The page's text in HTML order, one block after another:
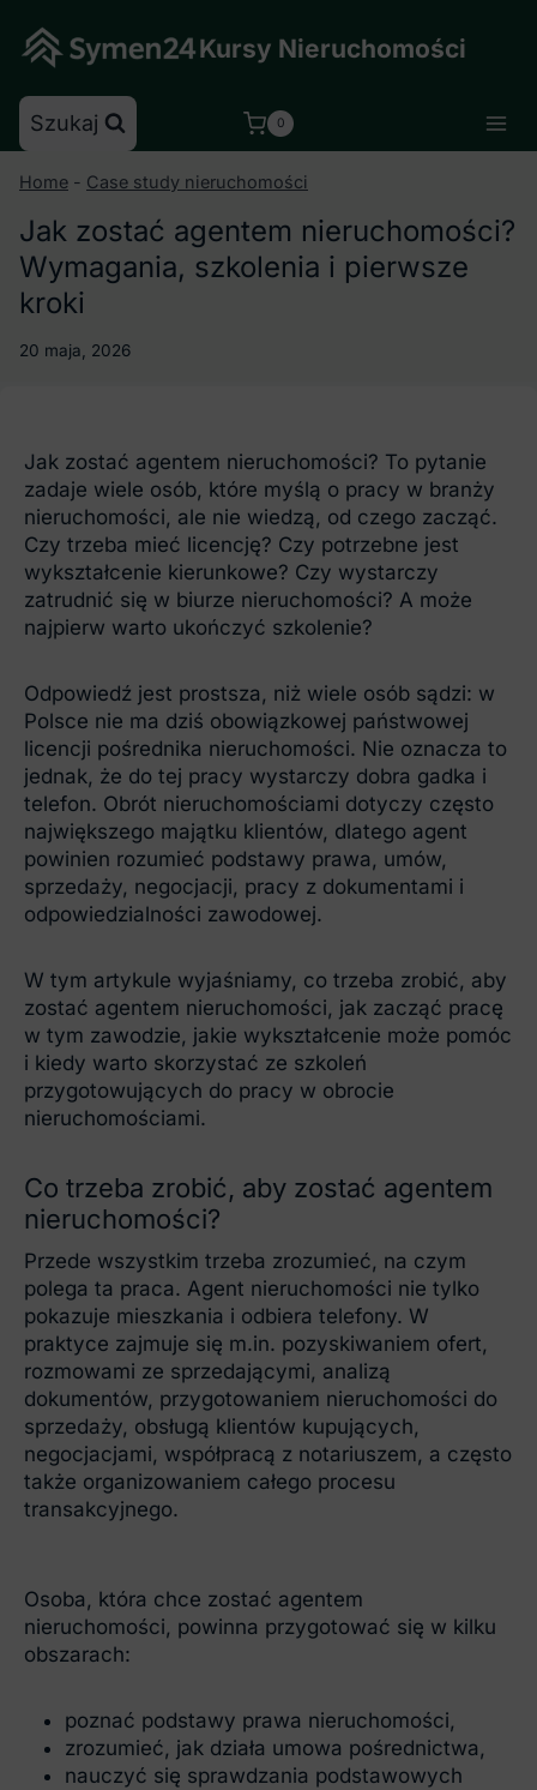
content
Kursy Nieruchomości
Szukaj 0
Home - Case study nieruchomości
Jak zostać agentem nieruchomości?
Wymagania, szkolenia i pierwsze
kroki
20 maja, 2026
Jak zostać agentem nieruchomości? To pytanie
zadaje wiele osób, które myślą o pracy w branży
nieruchomości, ale nie wiedzą, od czego zacząć.
Czy trzeba mieć licencję? Czy potrzebne jest
wykształcenie kierunkowe? Czy wystarczy
zatrudnić się w biurze nieruchomości? A może
najpierw warto ukończyć szkolenie?
Odpowiedź jest prostsza, niż wiele osób sądzi: w
Polsce nie ma dziś obowiązkowej państwowej
licencji pośrednika nieruchomości. Nie oznacza to
jednak, że do tej pracy wystarczy dobra gadka i
telefon. Obrót nieruchomościami dotyczy często
największego majątku klientów, dlatego agent
powinien rozumieć podstawy prawa, umów,
sprzedaży, negocjacji, pracy z dokumentami i
odpowiedzialności zawodowej.
W tym artykule wyjaśniamy, co trzeba zrobić, aby
zostać agentem nieruchomości, jak zacząć pracę
w tym zawodzie, jakie wykształcenie może pomóc
i kiedy warto skorzystać ze szkoleń
przygotowujących do pracy w obrocie
nieruchomościami.
Co trzeba zrobić, aby zostać agentem
nieruchomości?
Przede wszystkim trzeba zrozumieć, na czym
polega ta praca. Agent nieruchomości nie tylko
pokazuje mieszkania i odbiera telefony. W
praktyce zajmuje się m.in. pozyskiwaniem ofert,
rozmowami ze sprzedającymi, analizą
dokumentów, przygotowaniem nieruchomości do
sprzedaży, obsługą klientów kupujących,
negocjacjami, współpracą z notariuszem, a często
także organizowaniem całego procesu
transakcyjnego.
Osoba, która chce zostać agentem
nieruchomości, powinna przygotować się w kilku
obszarach:
poznać podstawy prawa nieruchomości,
zrozumieć, jak działa umowa pośrednictwa,
nauczyć się sprawdzania podstawowych